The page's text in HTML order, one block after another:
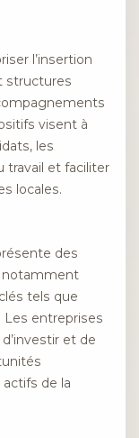
l’insertion
structures
visent à
les
travail et faciliter
locales.
des
notamment
tels que
Les entreprises
et de
de la